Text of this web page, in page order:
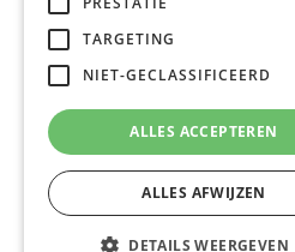
Privacy & algemene voorwaarden
TARGETING
NIET-GECLASSIFICEERD
ALLES ACCEPTEREN
ALLES AFWIJZEN
DETAILS WEERGEVEN